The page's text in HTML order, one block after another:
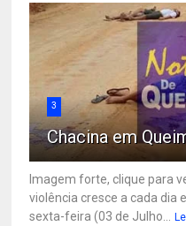
3
Chacina em
Imagem forte, clique para
violência cresce a cada dia
sexta-feira (03 de Julho...